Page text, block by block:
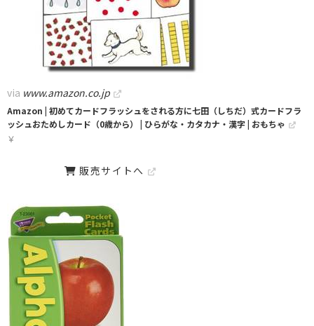
via www.amazon.co.jp
Amazon | 初めてカードフラッシュをされる方に七田（しちだ）式カードフラ
ッシュおためしカード（0歳から） | ひらがな・カタカナ・漢字 | おもちゃ
￥
販売サイトへ